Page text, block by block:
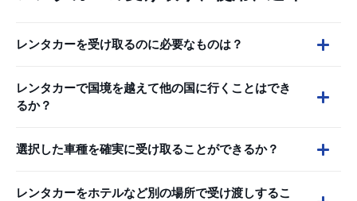
レンタカーを受け取るのに必要なものは？
レンタカーで国境を越えて他の国に行くことはでき
るか？
選択した車種を確実に受け取ることができるか？
レンタカーをホテルなど別の場所で受け渡しするこ